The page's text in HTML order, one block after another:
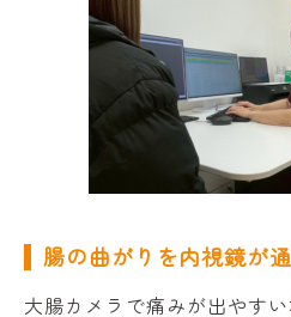
腸の曲がりを内視鏡が
大腸カメラで痛みが出やす